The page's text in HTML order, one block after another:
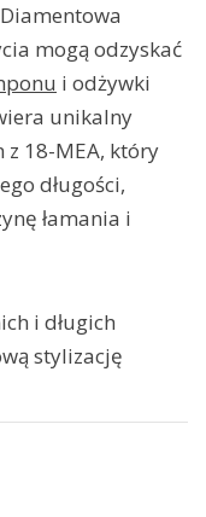
mogą odzyskać
i odżywki
unikalny
z 18-MEA, który
długości,
łamania i
i długich
stylizację